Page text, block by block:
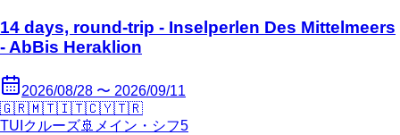
14 days, round-trip - Inselperlen Des Mittelmeers
- AbBis Heraklion
2026/08/28 〜 2026/09/11
🇬🇷🇲🇹🇮🇹🇨🇾🇹🇷
TUIクルーズ🚢 メイン・シフ5